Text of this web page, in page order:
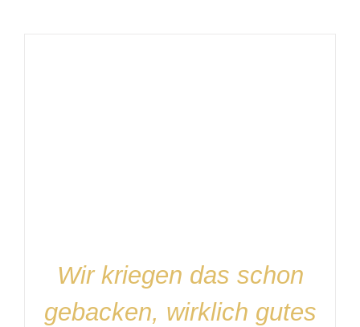
Wir kriegen das schon
gebacken, wirklich gutes